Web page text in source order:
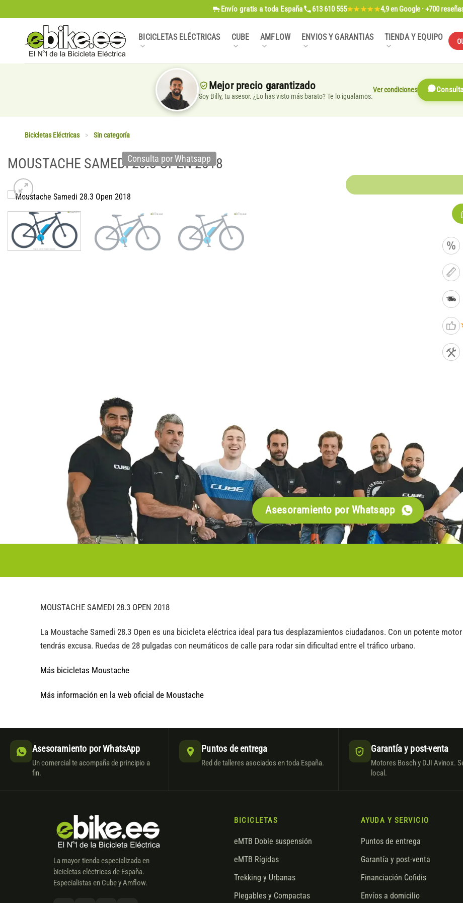
al
contenido
Envío gratis a toda España 613 610 555★★★★★4,9en Google · +700
BICICLETAS ELÉCTRICAS CUBE AMFLOW ENVIOS Y GARANTIAS TIENDA Y EQUIPO
Mejor precio garantizado
Soy Billy, tu asesor. ¿Lo has visto más barato? Te lo igualamos.
Ver condiciones
Bicicletas Eléctricas > Sin categoría
MOUSTACHE SAMEDI 28.3 OPEN 2018
Consulta por Whatsapp
Asesoramiento por Whatsapp
MOUSTACHE SAMEDI 28.3 OPEN 2018
La Moustache Samedi 28.3 Open es una bicicleta eléctrica ideal para tus desplazamientos ciudadanos. Con un potente
tendrás excusa. Ruedas de 28 pulgadas con neumáticos de calle para rodar sin dificultad entre el tráfico urbano.
Más bicicletas Moustache
Más información en la web oficial de Moustache
Asesoramiento por WhatsApp
Un comercial te acompaña de principio a
fin.
Puntos de entrega
Red de talleres asociados en toda España.
Garantía y post-venta
Motores Bosch y DJI Avinox.
local.
La mayor tienda especializada en
bicicletas eléctricas de España.
Especialistas en Cube y Amflow.
BICICLETAS
eMTB Doble suspensión
eMTB Rígidas
Trekking y Urbanas
Plegables y Compactas
AYUDA Y SERVICIO
Puntos de entrega
Garantía y post-venta
Financiación Cofidis
Envíos a domicilio